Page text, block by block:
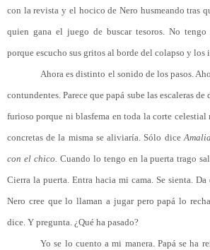
con la revista y el hocico de Nero husmeando tras
quien gana el juego de buscar tesoros. No tengo
porque escucho sus gritos al borde del colapso y los
Ahora es distinto el sonido de los pasos.
contundentes. Parece que papá sube las escaleras
furioso porque ni blasfema en toda la corte celestial
concretas de la misma se aliviaría. Sólo dice
con el chico. Cuando lo tengo en la puerta trago
Cierra la puerta. Entra hacia mi cama. Se sienta.
Nero cree que lo llaman a jugar pero papá lo
dice. Y pregunta. ¿Qué ha pasado?
Yo se lo cuento a mi manera. Papá se ha